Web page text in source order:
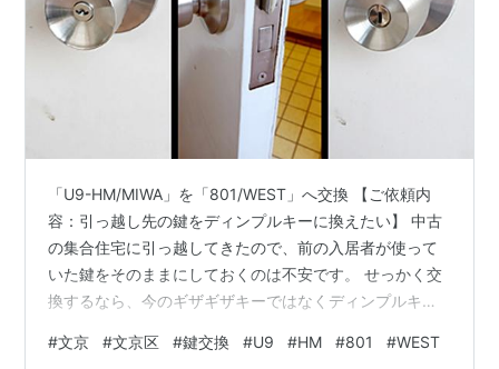
「U9-HM/MIWA」を「801/WEST」へ交換 【ご依頼内
容：引っ越し先の鍵をディンプルキーに換えたい】 中古
の集合住宅に引っ越してきたので、前の入居者が使って
いた鍵をそのままにしておくのは不安です。 せっかく交
換するなら、今のギザギザキーではなくディンプルキー
HM/MIWA」を「801/WEST」へ交換】 現在取り付けられ
#文京 #文京区 #鍵交換 #U9 #HM #801 #WEST